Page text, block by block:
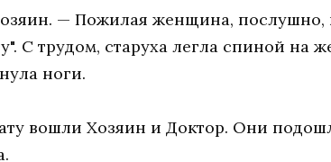
— Пожилая женщина, послушно,
С трудом, старуха легла спиной на
ноги.
вошли Хозяин и Доктор. Они